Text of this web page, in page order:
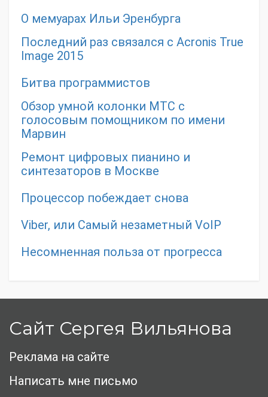
О мемуарах Ильи Эренбурга
Последний раз связался с Acronis True
Image 2015
Битва программистов
Обзор умной колонки МТС с
голосовым помощником по имени
Марвин
Ремонт цифровых пианино и
синтезаторов в Москве
Процессор побеждает снова
Viber, или Самый незаметный VoIP
Несомненная польза от прогресса
Сайт Сергея Вильянова
Реклама на сайте
Написать мне письмо